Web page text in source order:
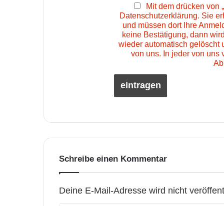
Mit dem drücken von
Datenschutzerklärung. Sie
und müssen dort Ihre
keine Bestätigung, dann
wieder automatisch gelöscht
von uns. In jeder von uns
Schreibe einen Kommentar
Deine E-Mail-Adresse wird nicht